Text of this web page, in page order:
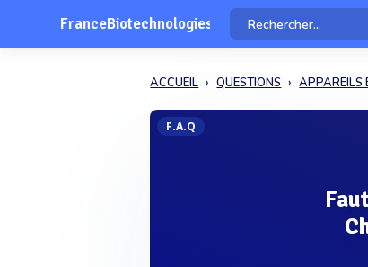
FranceBiotechnologies
ACCUEIL QUESTIONS APPAREILS
F.A.Q